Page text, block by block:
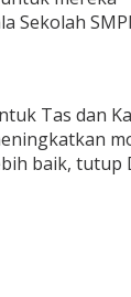
Sekolah
Tas dan
baik, tutup